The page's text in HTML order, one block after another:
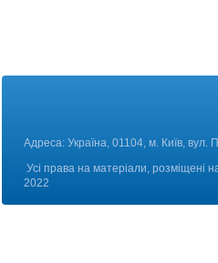
Адреса: Україна, 01104,
Усі права на матеріали, розміщені
2022